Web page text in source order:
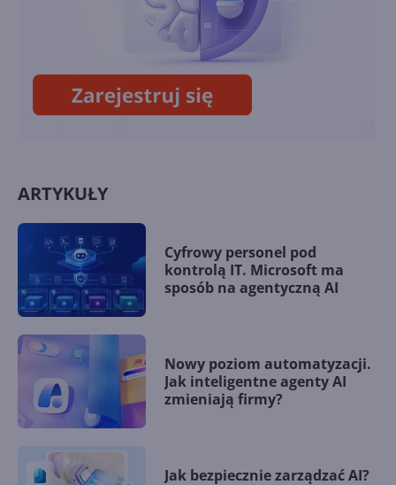
Jak znaleźć słowo?
ARTYKUŁY
Cyfrowy personel pod
kontrolą IT. Microsoft ma
sposób na agentyczną AI
Nowy poziom automatyzacji.
Jak inteligentne agenty AI
zmieniają firmy?
Jak bezpiecznie zarządzać AI?